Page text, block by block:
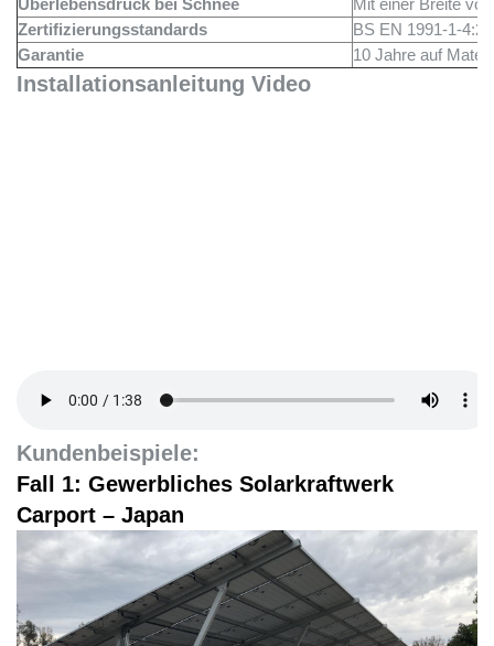
Überlebensdruck bei Schnee
Mit einer Breite
Zertifizierungsstandards
BS EN 1991-1-
Garantie
10 Jahre auf
Installationsanleitung Video
Kundenbeispiele:
Fall 1: Gewerbliches Solarkraftwerk
Carport – Japan